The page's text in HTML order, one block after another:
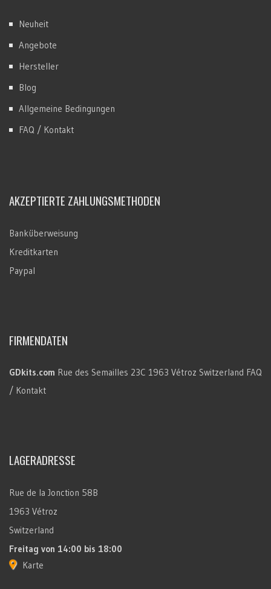
Neuheit
Angebote
Hersteller
Blog
Allgemeine Bedingungen
FAQ / Kontakt
AKZEPTIERTE ZAHLUNGSMETHODEN
Banküberweisung
Kreditkarten
Paypal
FIRMENDATEN
GDkits.com Rue des Semailles 23C 1963 Vétroz Switzerland FAQ
/ Kontakt
LAGERADRESSE
Rue de la Jonction 58B
1963 Vétroz
Switzerland
Freitag von 14:00 bis 18:00
Karte